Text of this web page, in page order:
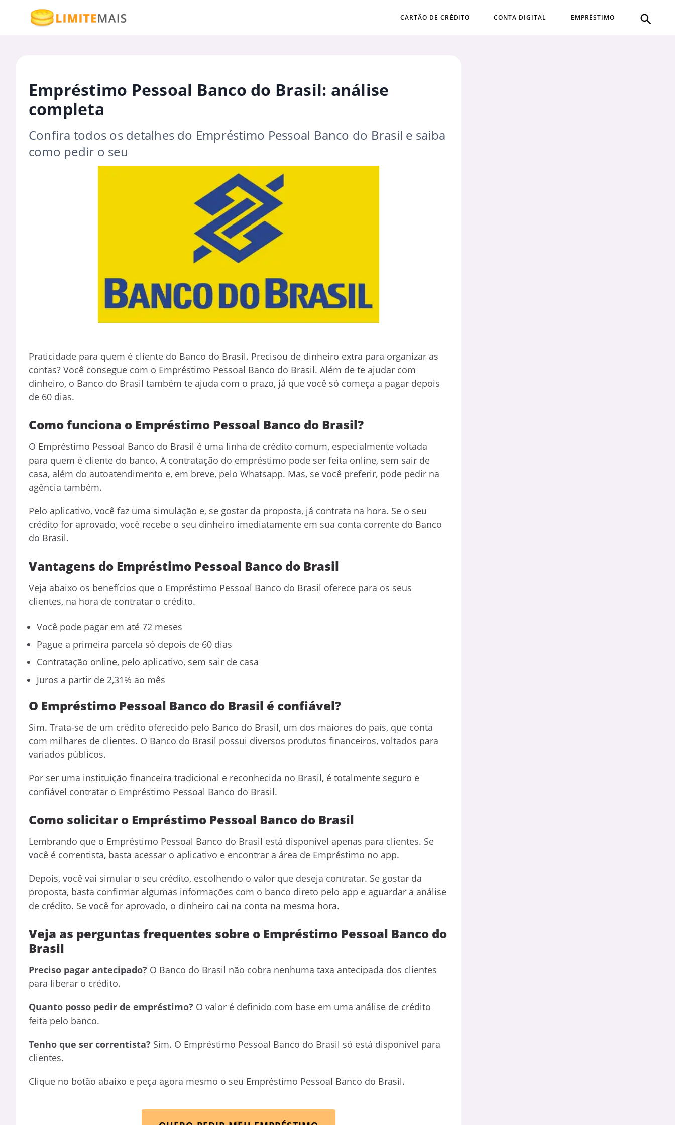
CARTÃO DE CRÉDITO CONTA DIGITAL EMPRÉSTIMO
Empréstimo Pessoal Banco do Brasil: análise
completa
Confira todos os detalhes do Empréstimo Pessoal Banco do Brasil e saiba
como pedir o seu
Praticidade para quem é cliente do Banco do Brasil. Precisou de dinheiro extra para organizar as
contas? Você consegue com o Empréstimo Pessoal Banco do Brasil. Além de te ajudar com
dinheiro, o Banco do Brasil também te ajuda com o prazo, já que você só começa a pagar depois
de 60 dias.
Como funciona o Empréstimo Pessoal Banco do Brasil?
O Empréstimo Pessoal Banco do Brasil é uma linha de crédito comum, especialmente voltada
para quem é cliente do banco. A contratação do empréstimo pode ser feita online, sem sair de
casa, além do autoatendimento e, em breve, pelo Whatsapp. Mas, se você preferir, pode pedir na
agência também.
Pelo aplicativo, você faz uma simulação e, se gostar da proposta, já contrata na hora. Se o seu
crédito for aprovado, você recebe o seu dinheiro imediatamente em sua conta corrente do Banco
do Brasil.
Vantagens do Empréstimo Pessoal Banco do Brasil
Veja abaixo os benefícios que o Empréstimo Pessoal Banco do Brasil oferece para os seus
clientes, na hora de contratar o crédito.
Você pode pagar em até 72 meses
Pague a primeira parcela só depois de 60 dias
Contratação online, pelo aplicativo, sem sair de casa
Juros a partir de 2,31% ao mês
O Empréstimo Pessoal Banco do Brasil é confiável?
Sim. Trata-se de um crédito oferecido pelo Banco do Brasil, um dos maiores do país, que conta
com milhares de clientes. O Banco do Brasil possui diversos produtos financeiros, voltados para
variados públicos.
Por ser uma instituição financeira tradicional e reconhecida no Brasil, é totalmente seguro e
confiável contratar o Empréstimo Pessoal Banco do Brasil.
Como solicitar o Empréstimo Pessoal Banco do Brasil
Lembrando que o Empréstimo Pessoal Banco do Brasil está disponível apenas para clientes. Se
você é correntista, basta acessar o aplicativo e encontrar a área de Empréstimo no app.
Depois, você vai simular o seu crédito, escolhendo o valor que deseja contratar. Se gostar da
proposta, basta confirmar algumas informações com o banco direto pelo app e aguardar a análise
de crédito. Se você for aprovado, o dinheiro cai na conta na mesma hora.
Veja as perguntas frequentes sobre o Empréstimo Pessoal Banco do
Brasil
Preciso pagar antecipado? O Banco do Brasil não cobra nenhuma taxa antecipada dos clientes
para liberar o crédito.
Quanto posso pedir de empréstimo? O valor é definido com base em uma análise de crédito
feita pelo banco.
Tenho que ser correntista? Sim. O Empréstimo Pessoal Banco do Brasil só está disponível para
clientes.
Clique no botão abaixo e peça agora mesmo o seu Empréstimo Pessoal Banco do Brasil.